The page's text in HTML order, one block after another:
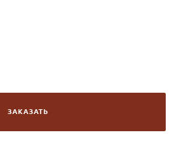
ЗАКАЗАТЬ